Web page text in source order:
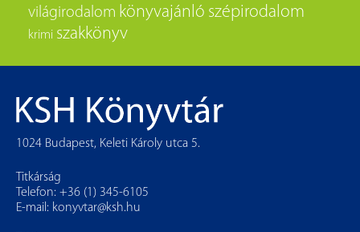
világirodalom könyvajánló szépirodalom
krimi szakkönyv
1024 Budapest, Keleti Károly utca 5.
Titkárság
Telefon: +36 (1) 345-6105
E-mail: konyvtar@ksh.hu